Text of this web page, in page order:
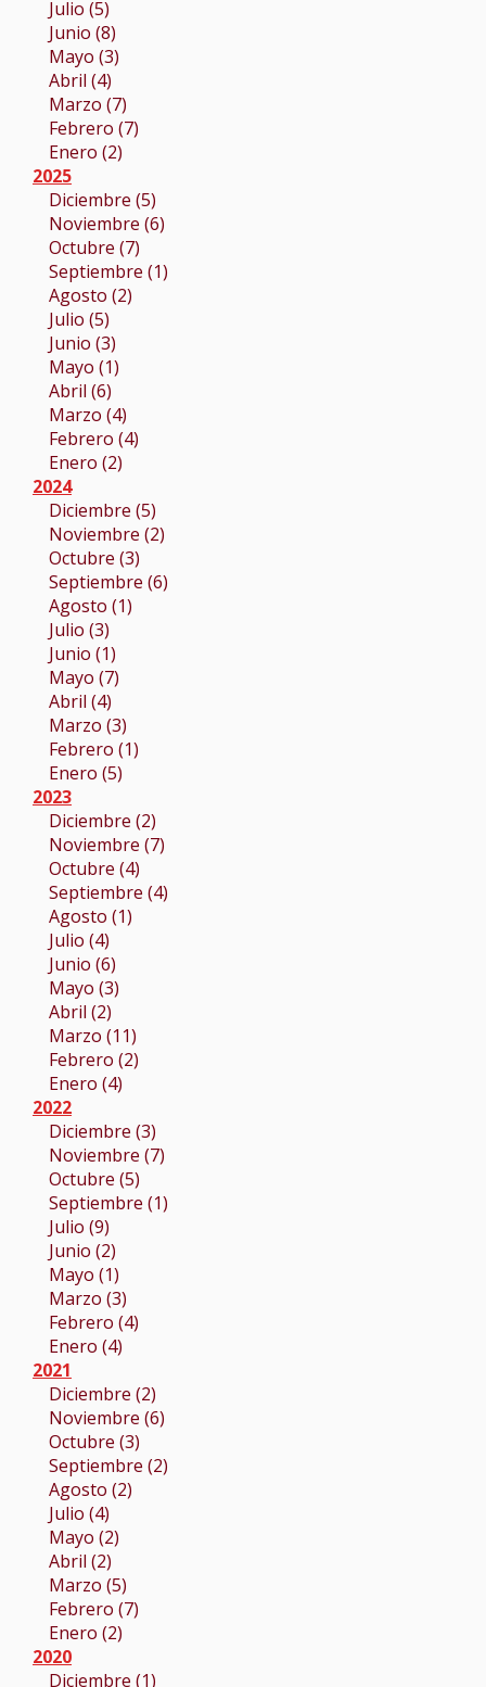
Julio (5)
Junio (8)
Mayo (3)
Abril (4)
Marzo (7)
Febrero (7)
Enero (2)
2025
Diciembre (5)
Noviembre (6)
Octubre (7)
Septiembre (1)
Agosto (2)
Julio (5)
Junio (3)
Mayo (1)
Abril (6)
Marzo (4)
Febrero (4)
Enero (2)
2024
Diciembre (5)
Noviembre (2)
Octubre (3)
Septiembre (6)
Agosto (1)
Julio (3)
Junio (1)
Mayo (7)
Abril (4)
Marzo (3)
Febrero (1)
Enero (5)
2023
Diciembre (2)
Noviembre (7)
Octubre (4)
Septiembre (4)
Agosto (1)
Julio (4)
Junio (6)
Mayo (3)
Abril (2)
Marzo (11)
Febrero (2)
Enero (4)
2022
Diciembre (3)
Noviembre (7)
Octubre (5)
Septiembre (1)
Julio (9)
Junio (2)
Mayo (1)
Marzo (3)
Febrero (4)
Enero (4)
2021
Diciembre (2)
Noviembre (6)
Octubre (3)
Septiembre (2)
Agosto (2)
Julio (4)
Mayo (2)
Abril (2)
Marzo (5)
Febrero (7)
Enero (2)
2020
Diciembre (1)